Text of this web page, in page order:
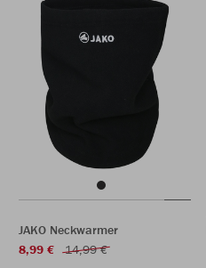
JAKO Neckwarmer
8,99 €
14,99 €